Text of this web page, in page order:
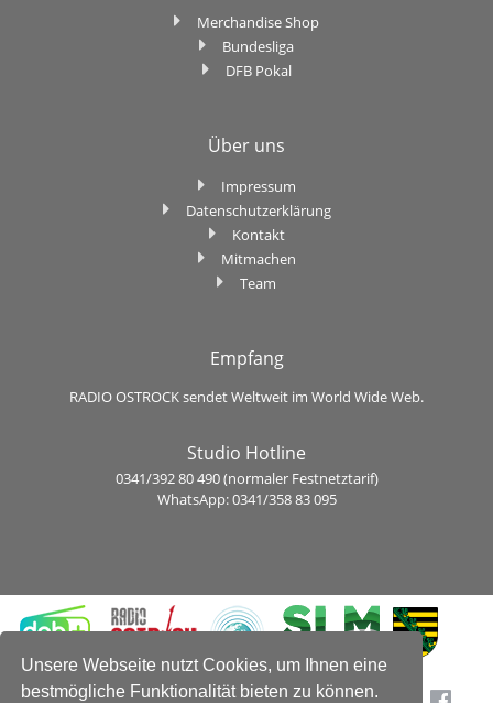
Unsere Webseite nutzt Cookies, um Ihnen eine
bestmögliche Funktionalität bieten zu können.
Merchandise Shop
Bundesliga
DFB Pokal
Über uns
Impressum
Datenschutzerklärung
Kontakt
Mitmachen
Team
Empfang
RADIO OSTROCK sendet Weltweit im World Wide Web.
Studio Hotline
0341/392 80 490 (normaler Festnetztarif)
WhatsApp: 0341/358 83 095